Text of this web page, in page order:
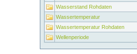
Wasserstand Rohdaten
Wassertemperatur
Wassertemperatur Rohdaten
Wellenperiode